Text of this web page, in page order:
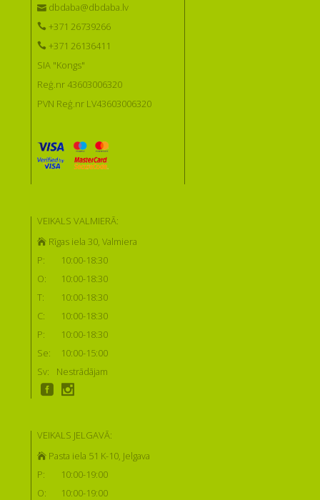
dbdaba@dbdaba.lv
+371 26739266
+371 26136411
SIA "Kongs"
Reģ.nr 43603006320
PVN Reģ.nr LV43603006320
VEIKALS VALMIERĀ:
Rīgas iela 30, Valmiera
P:
10:00-18:30
O:
10:00-18:30
T:
10:00-18:30
C:
10:00-18:30
P:
10:00-18:30
Se:
10:00-15:00
Sv:
Nestrādājam
VEIKALS JELGAVĀ:
Pasta iela 51 K-10, Jelgava
P:
10:00-19:00
O:
10:00-19:00